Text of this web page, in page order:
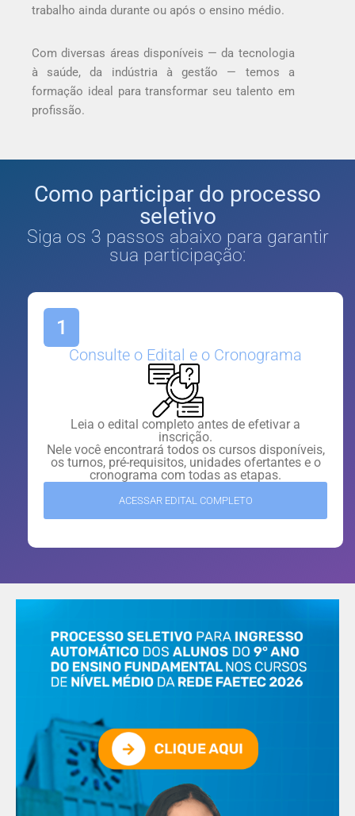
trabalho ainda durante ou após o ensino médio.
Com diversas áreas disponíveis — da tecnologia
à saúde, da indústria à gestão — temos a
formação ideal para transformar seu talento em
profissão.
Como participar do processo
seletivo
Siga os 3 passos abaixo para garantir
sua participação:
1
Consulte o Edital e o Cronograma
Leia o edital completo antes de efetivar a
inscrição.
Nele você encontrará todos os cursos disponíveis,
os turnos, pré-requisitos, unidades ofertantes e o
cronograma com todas as etapas.
ACESSAR EDITAL COMPLETO